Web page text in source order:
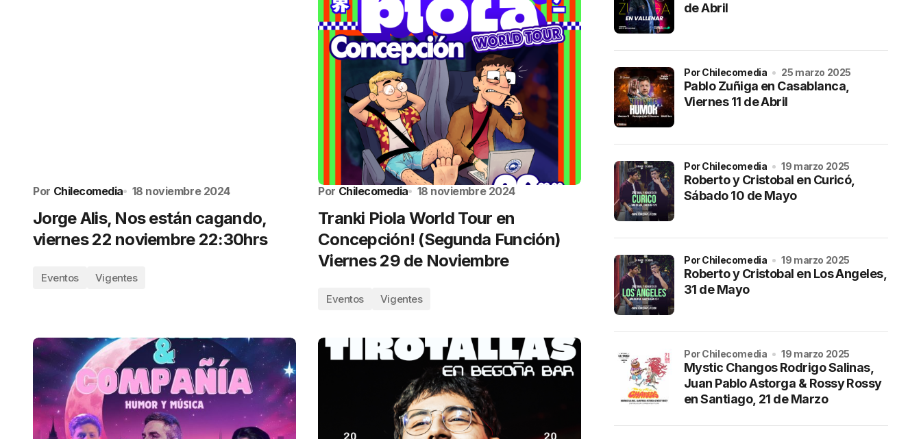
Por Chilecomedia 18 noviembre 2024
Jorge Alis, Nos están cagando,
viernes 22 noviembre 22:30hrs
Eventos Vigentes
Por Chilecomedia 18 noviembre 2024
Tranki Piola World Tour en
Concepción! (Segunda Función)
Viernes 29 de Noviembre
Eventos Vigentes
de Abril
Pablo Zuñiga en Casablanca,
Viernes 11 de Abril
por Chilecomedia 25 marzo 2025
Roberto y Cristobal en Curicó,
Sábado 10 de Mayo
por Chilecomedia 19 marzo 2025
Roberto y Cristobal en Los Angeles,
31 de Mayo
por Chilecomedia 19 marzo 2025
Mystic Changos Rodrigo Salinas,
Juan Pablo Astorga & Rossy Rossy
en Santiago, 21 de Marzo
por Chilecomedia 19 marzo 2025